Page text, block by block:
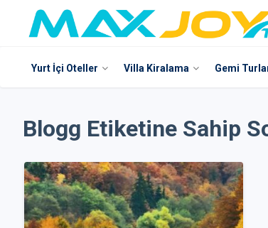
Yurt İçi Oteller Villa Kiralama Gemi
Blogg Etiketine Sahip